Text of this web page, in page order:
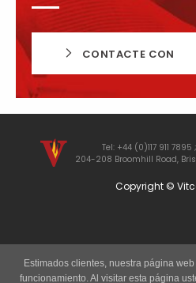
CONTACTE CON
Tel: +44 (0)117 911 7895
204-208 Broomhill Road,
Copyright ©
Estimados clientes, nuestra página
funcionamiento. Al visitar esta página